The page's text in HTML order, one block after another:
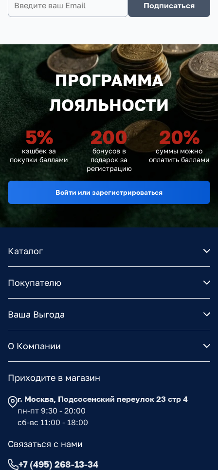
Подписаться
ПРОГРАММА
ЛОЯЛЬНОСТИ
5%
кэшбек за
покупки баллами
200
бонусов в
подарок за
регистрацию
20%
суммы можно
оплатить баллами
Войти или зарегистрироваться
Каталог
Покупателю
Ваша Выгода
О Компании
Приходите в магазин
г. Москва, Подсосенский переулок 23 стр 4
пн-пт 9:30 - 20:00
сб-вс 11:00 - 18:00
Связаться с нами
+7 (495) 268-13-34